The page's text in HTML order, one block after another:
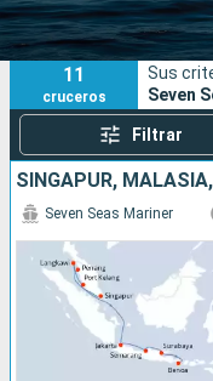
Puertos
11
cruceros
Sus
Seven
Filtrar
SINGAPUR,
Seven Seas Mariner